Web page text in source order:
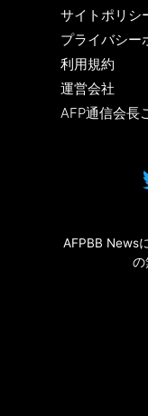
サイトポリシ
プライバシー
利用規約
運営会社
AFP通信会長
AFPBB News
の